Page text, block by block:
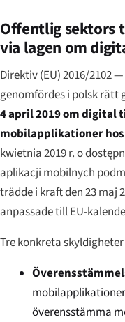
Offentlig sektors
via lagen om
Direktiv (EU) 2016/
genomfördes i polsk rätt
4 april 2019 om digital
mobilapplikationer
kwietnia 2019 r. o
aplikacji mobilnych
trädde i kraft den 23 maj
anpassade till EU-
Tre konkreta
överensstämma